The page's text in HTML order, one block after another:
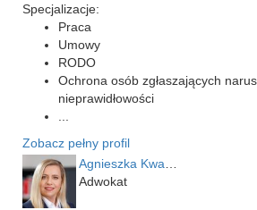
Specjalizacje:
Praca
Umowy
RODO
Ochrona osób zgłaszających
nieprawidłowości
Zobacz pełny profil
Adwokat